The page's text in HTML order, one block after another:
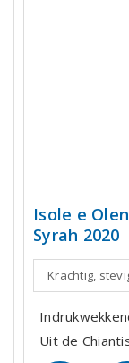
Isole e
Syrah 2020
Krachtig,
Uit de